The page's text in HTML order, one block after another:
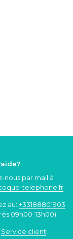
nous par mail à
-telephone.fr
au: +33188801903
09h00-13h00)
Service client!